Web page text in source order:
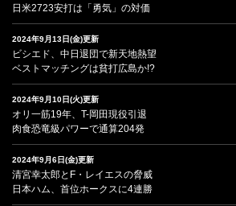
日米2723安打は「勇気」の対価
2024年9月13日(金)更新
ビシエド、中日退団で新天地熱望
ベストマッチングは貧打広島か!?
2024年9月10日(火)更新
オリ一筋19年、T-岡田現役引退
肉食恐竜級パワーで通算204発
2024年9月6日(金)更新
清宮幸太郎とF・レイエスの脅威
日本ハム、首位ホークスに4連勝